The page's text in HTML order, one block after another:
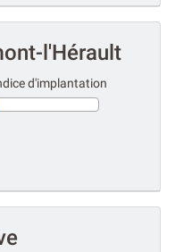
l'Hérault
d'implantation